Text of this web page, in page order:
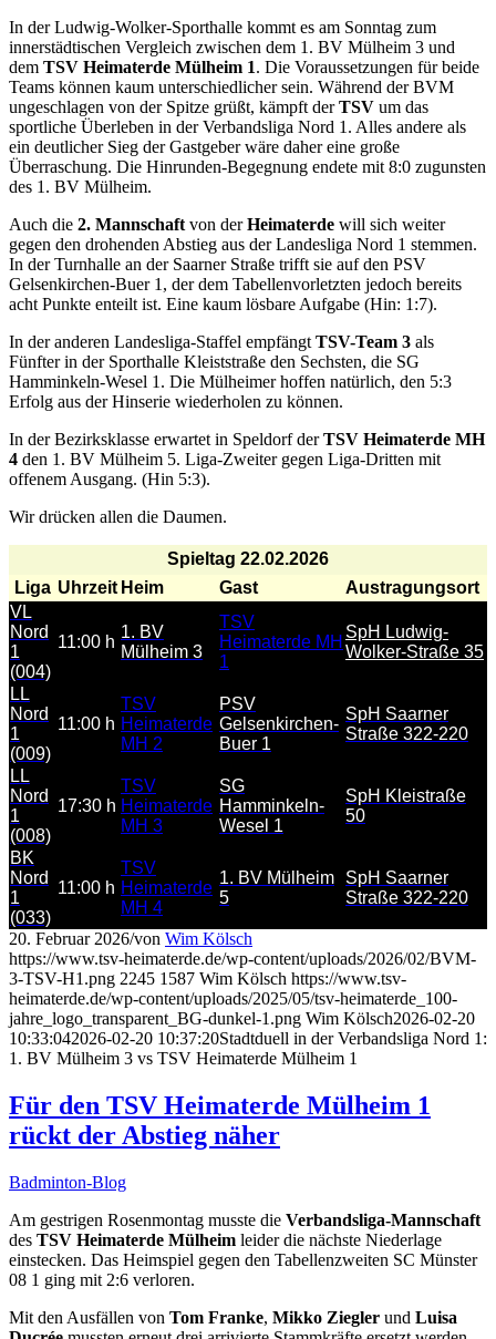
In der Ludwig-Wolker-Sporthalle kommt es am Sonntag zum
innerstädtischen Vergleich zwischen dem 1. BV Mülheim 3 und
dem TSV Heimaterde Mülheim 1. Die Voraussetzungen für beide
Teams können kaum unterschiedlicher sein. Während der BVM
ungeschlagen von der Spitze grüßt, kämpft derTSV um das
sportliche Überleben in der Verbandsliga Nord 1. Alles andere als
ein deutlicher Sieg der Gastgeber wäre daher eine große
Überraschung. Die Hinrunden-Begegnung endete mit 8:0 zugunsten
des 1. BV Mülheim.
Auch die 2. Mannschaft von derHeimaterde will sich weiter
gegen den drohenden Abstieg aus der Landesliga Nord 1 stemmen.
In der Turnhalle an der Saarner Straße trifft sie auf den PSV
Gelsenkirchen-Buer 1, der dem Tabellenvorletzten jedoch bereits
acht Punkte enteilt ist. Eine kaum lösbare Aufgabe (Hin: 1:7).
In der anderen Landesliga-Staffel empfängt TSV-Team 3 als
Fünfter in der Sporthalle Kleiststraße den Sechsten, die SG
Hamminkeln-Wesel 1. Die Mülheimer hoffen natürlich, den 5:3
Erfolg aus der Hinserie wiederholen zu können.
In der Bezirksklasse erwartet in Speldorf derTSV Heimaterde MH
4 den 1. BV Mülheim 5. Liga-Zweiter gegen Liga-Dritten mit
offenem Ausgang. (Hin 5:3).
Wir drücken allen die Daumen.
Spieltag 22.02.2026
Liga Uhrzeit Heim Gast
Austragungsort
VL
Nord
1
(004)
11:00 h
1. BV
Mülheim 3
TSV
Heimaterde MH
1
SpH Ludwig-
Wolker-Straße 35
LL
Nord
1
(009)
11:00 h
TSV
Heimaterde
MH 2
PSV
Gelsenkirchen-
Buer 1
SpH Saarner
Straße 322-220
LL
Nord
1
(008)
17:30 h
TSV
Heimaterde
MH 3
SG
Hamminkeln-
Wesel 1
SpH Kleistraße
50
BK
Nord
1
(033)
11:00 h
TSV
Heimaterde
MH 4
1. BV Mülheim
5
SpH Saarner
Straße 322-220
20. Februar 2026/von Wim Kölsch
https://www.tsv-heimaterde.de/wp-content/uploads/2026/02/BVM-
3-TSV-H1.png 2245 1587 Wim Kölsch https://www.tsv-
heimaterde.de/wp-content/uploads/2025/05/tsv-heimaterde_100-
jahre_logo_transparent_BG-dunkel-1.png Wim Kölsch2026-02-20
10:33:042026-02-20 10:37:20Stadtduell in der Verbandsliga Nord 1:
1. BV Mülheim 3 vs TSV Heimaterde Mülheim 1
Für den TSV Heimaterde Mülheim 1
rückt der Abstieg näher
Badminton-Blog
Am gestrigen Rosenmontag musste die Verbandsliga-Mannschaft
des TSV Heimaterde Mülheim leider die nächste Niederlage
einstecken. Das Heimspiel gegen den Tabellenzweiten SC Münster
08 1 ging mit 2:6 verloren.
Mit den Ausfällen von Tom Franke, Mikko Ziegler und Luisa